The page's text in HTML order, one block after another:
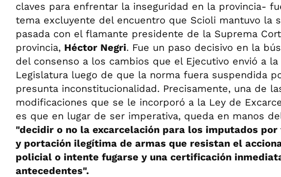
claves para enfrentar la inseguridad en la provincia-
tema excluyente del encuentro que Scioli mantuvo la
pasada con el flamante presidente de la Suprema
provincia, Héctor Negri. Fue un paso decisivo en la
del consenso a los cambios que el Ejecutivo envió a la
Legislatura luego de que la norma fuera suspendida
presunta inconstitucionalidad. Precisamente, una de
modificaciones que se le incorporó a la Ley de
es que en lugar de ser imperativa, queda en manos
"decidir o no la excarcelación para los imputados por
y portación ilegítima de armas que resistan el
policial o intente fugarse y una certificación
antecedentes".